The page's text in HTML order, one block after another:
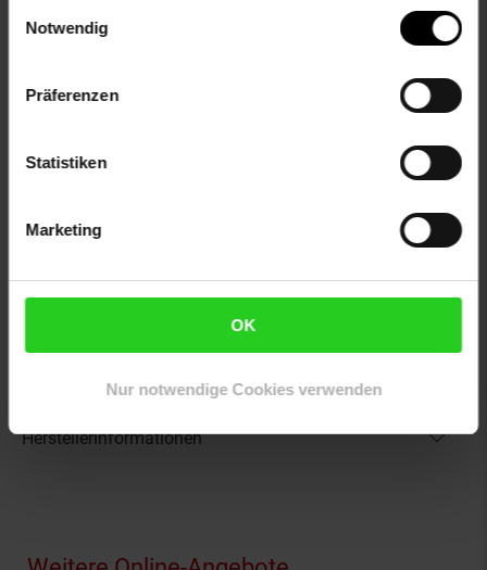
Notwendig
Präferenzen
Statistiken
Marketing
OK
Nur notwendige Cookies verwenden
haltbares Material, welches für ein besonders weiches und
angenehmes Hautgefühl sorgt. Im Gegensatz dazu wäre
weder qualitativ, noch in Sachen Komfort zu überzeugen.
Investieren Sie in Nachhaltigkeit - Sie werden es nicht
EAN: 4057651120621
Herstellerinformationen